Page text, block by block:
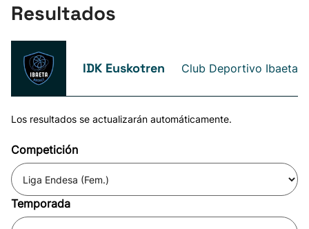
Resultados
IDK Euskotren Club Deportivo Ibaeta
Los resultados se actualizarán automáticamente.
Competición
Temporada